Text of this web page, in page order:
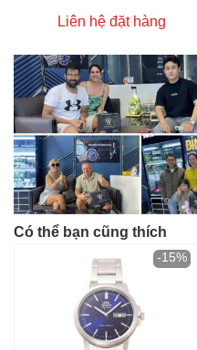
Liên hệ đặt hàng
Có thể bạn cũng thích
-15%